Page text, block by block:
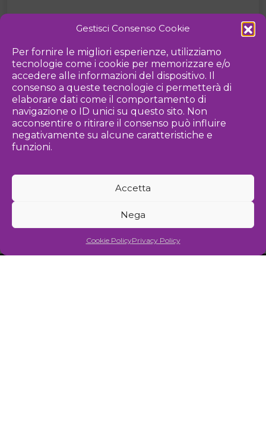
Gestisci Consenso Cookie
Per fornire le migliori esperienze, utilizziamo
tecnologie come i cookie per memorizzare e/o
accedere alle informazioni del dispositivo. Il
consenso a queste tecnologie ci permetterà di
elaborare dati come il comportamento di
navigazione o ID unici su questo sito. Non
acconsentire o ritirare il consenso può influire
negativamente su alcune caratteristiche e
funzioni.
Accetta
Nega
Cookie PolicyPrivacy Policy
Contatti
+39 3389613010
www.piermauriziogreco.com
Ultima modifica 07/05/2025 @ 13:31
Disclaimer scheda